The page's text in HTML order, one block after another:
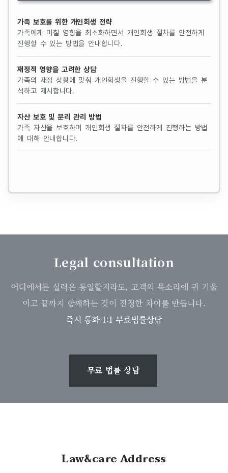
가족 보호를 위한 개인회생 전략
가족에게 미칠 영향을 최소화하면서 개인회생 절차를 안전하게
진행할 수 있는 방법을 안내합니다.
재정적 영향을 고려한 상담
가족의 재정 상황에 맞춰 개인회생을 진행할 수 있는 방법을 분
석하고 제시합니다.
자산 보호 및 분리 관리 방법
가족 자산을 보호하며 개인회생 절차를 안전하게 진행하는 방법
에 대해 안내합니다.
Legal consultation
어디에서든 실력은 동일할지라도, 고객의 목소리에 귀 기울
이고 끝까지 함께하는 것이 진정한 차이를 만듭니다.
즉시 통화 1:1 무료법률상담
무료 법률 상담
Law&care Address